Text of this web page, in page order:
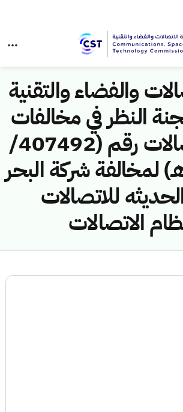
والفضاء والتقنية
النظر في مخالفات
نظام الاتصالات رقم (407492/
1440هـ) لمخالفة شركة البحر
للاتصالات
الاتصالات